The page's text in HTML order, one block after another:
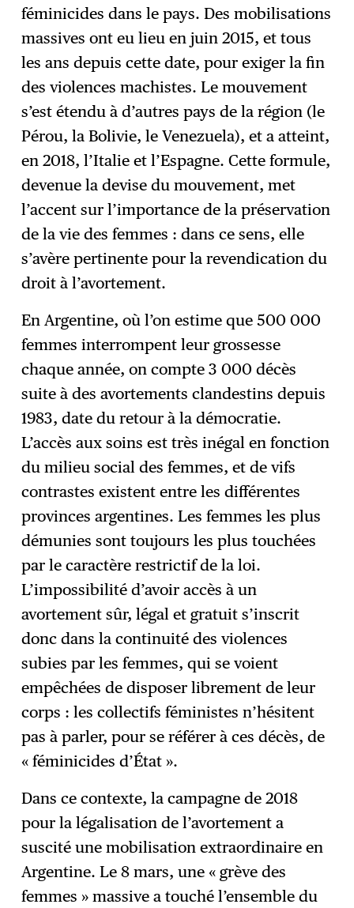
féminicides dans le pays. Des mobilisations
massives ont eu lieu en juin 2015, et tous
les ans depuis cette date, pour exiger la fin
des violences machistes. Le mouvement
s’est étendu à d’autres pays de la région (le
Pérou, la Bolivie, le Venezuela), et a atteint,
en 2018, l’Italie et l’Espagne. Cette formule,
devenue la devise du mouvement, met
l’accent sur l’importance de la préservation
de la vie des femmes : dans ce sens, elle
s’avère pertinente pour la revendication du
droit à l’avortement.
En Argentine, où l’on estime que 500 000
femmes interrompent leur grossesse
chaque année, on compte 3 000 décès
suite à des avortements clandestins depuis
1983, date du retour à la démocratie.
L’accès aux soins est très inégal en fonction
du milieu social des femmes, et de vifs
contrastes existent entre les différentes
provinces argentines. Les femmes les plus
démunies sont toujours les plus touchées
par le caractère restrictif de la loi.
L’impossibilité d’avoir accès à un
avortement sûr, légal et gratuit s’inscrit
donc dans la continuité des violences
subies par les femmes, qui se voient
empêchées de disposer librement de leur
corps : les collectifs féministes n’hésitent
pas à parler, pour se référer à ces décès, de
« féminicides d’État ».
Dans ce contexte, la campagne de 2018
pour la légalisation de l’avortement a
suscité une mobilisation extraordinaire en
Argentine. Le 8 mars, une « grève des
femmes » massive a touché l’ensemble du